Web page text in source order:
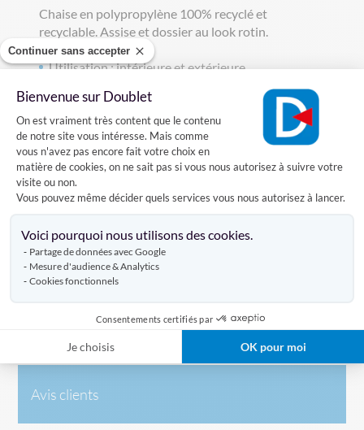
Continuer sans accepter
Bienvenue sur Doublet
Plateforme de Gestion du
On est vraiment très content que le contenu
de notre site vous intéresse. Mais comme
vous n'avez pas encore fait votre choix en
matière de cookies, on ne sait pas si vous nous autorisez à suivre votre
visite ou non.
Vous pouvez même décider quels services vous nous autorisez à lancer.
Voici pourquoi nous utilisons des cookies.
Partage de données avec Google
Mesure d'audience & Analytics
Cookies fonctionnels
Consentements certifiés par
Je choisis OK pour moi
Chaise en polypropylène 100% recyclé et
recyclable. Assise et dossier au look rotin.
Utilisation : intérieure et extérieure.
Classement au feu M4.
Empilable par 10 pièces.
Facile à nettoyer et légère: 3 kg.
Dim : l 48 x p 44 x h 80 cm.
Largeur d'assise 42 cm.
Caractéristiques
Avis clients